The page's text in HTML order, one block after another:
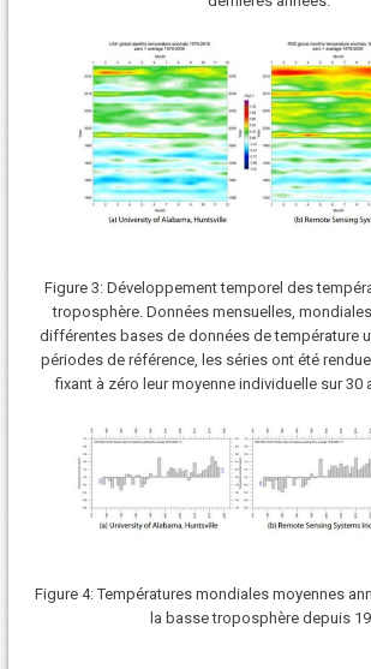
Figure 3: Développement temporel des
troposphère. Données mensuelles,
différentes bases de données de température
périodes de référence, les séries ont été
fixant à zéro leur moyenne individuelle sur 30
Figure 4: Températures mondiales moyennes
la basse troposphère depuis